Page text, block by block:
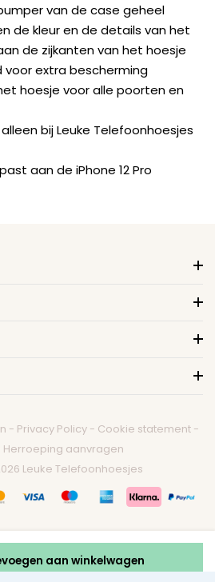
van de case geheel
de kleur en de details van het
de zijkanten van het hoesje
voor extra bescherming
hoesje voor alle poorten en
bij Leuke Telefoonhoesjes
aan de iPhone 12 Pro
- Privacy Policy - Cookie statement -
Herroeping aanvragen
Leuke Telefoonhoesjes
aan winkelwagen